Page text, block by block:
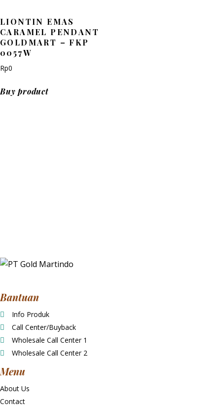
LIONTIN EMAS
CARAMEL PENDANT
GOLDMART – FKP
0057W
Rp0
Buy product
Bantuan
Info Produk
Call Center/Buyback
Wholesale Call Center 1
Wholesale Call Center 2
Menu
About Us
Contact